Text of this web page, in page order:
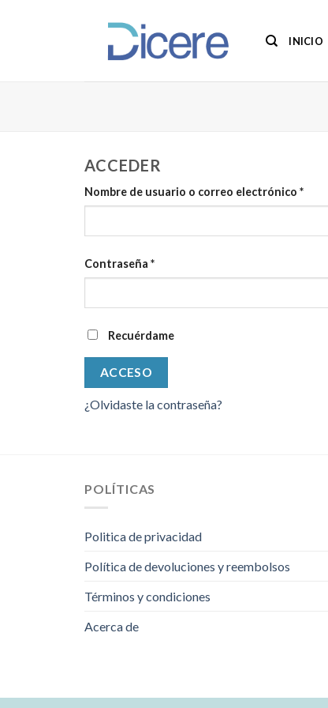
INICIO
ACCEDER
Nombre de usuario o correo electrónico *
Contraseña *
Recuérdame
ACCESO
¿Olvidaste la contraseña?
POLÍTICAS
Politica de privacidad
Política de devoluciones y reembolsos
Términos y condiciones
Acerca de